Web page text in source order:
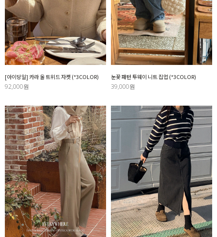
[아이당일] 카라 울 트위드 자켓 (*3COLOR)
92,000원
눈꽃 패턴 투웨이 니트 집업 (*3COLOR)
39,000원